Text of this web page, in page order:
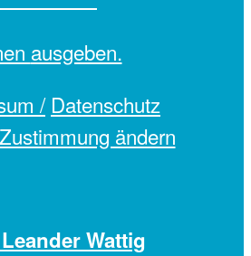
ausgeben.
/ Datenschutz
ändern
Wattig